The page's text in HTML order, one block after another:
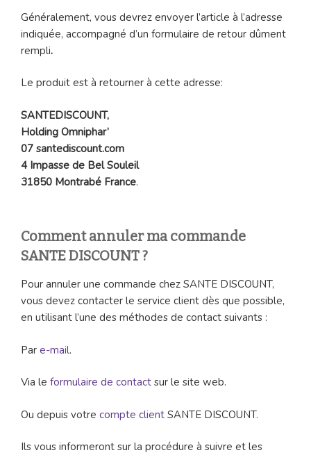
Généralement, vous devrez envoyer l’article à l’adresse
indiquée, accompagné d’un formulaire de retour dûment
rempli.
Le produit est à retourner à cette adresse:
SANTEDISCOUNT,
Holding Omniphar’
07 santediscount.com
4 Impasse de Bel Souleil
31850 Montrabé France.
Comment annuler ma commande
SANTE DISCOUNT ?
Pour annuler une commande chez SANTE DISCOUNT,
vous devez contacter le service client dès que possible,
en utilisant l’une des méthodes de contact suivants :
Par e-mail.
Via le formulaire de contact sur le site web.
Ou depuis votre compte client SANTE DISCOUNT.
Ils vous informeront sur la procédure à suivre et les